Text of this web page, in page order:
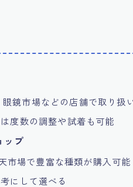
鏡市場などの店舗で取り扱
度数の調整や試着も可能
ップ
市場で豊富な種類が購入可能
にして選べる